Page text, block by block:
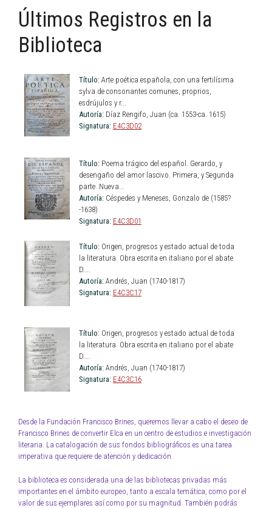
Últimos Registros en la
Biblioteca
Título: Arte poética española, con una fertilísima
sylva de consonantes comunes, proprios,
esdrújulos y r...
Autoría: Díaz Rengifo, Juan (ca. 1553-ca. 1615)
Signatura: E4C3D02
Título: Poema trágico del español. Gerardo, y
desengaño del amor lascivo. Primera, y Segunda
parte. Nueva...
Autoría: Céspedes y Meneses, Gonzalo de (1585?
-1638)
Signatura: E4C3D01
Título: Origen, progresos y estado actual de toda
la literatura. Obra escrita en italiano por el abate
D....
Autoría: Andrés, Juan (1740-1817)
Signatura: E4C3C17
Título: Origen, progresos y estado actual de toda
la literatura. Obra escrita en italiano por el abate
D....
Autoría: Andrés, Juan (1740-1817)
Signatura: E4C3C16
Desde la Fundación Francisco Brines, queremos llevar a cabo el deseo de
Francisco Brines de convertir Elca en un centro de estudios e investigación
literaria. La catalogación de sus fondos bibliográficos es una tarea
imperativa que requiere de atención y dedicación.
La biblioteca es considerada una de las bibliotecas privadas más
importantes en el ámbito europeo, tanto a escala temática, como por el
valor de sus ejemplares así como por su magnitud. También podrás